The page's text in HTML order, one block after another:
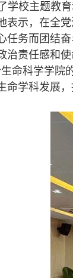
学校主题教
表示，在全
任务而团结
治责任感和
命科学学院
学科发展，